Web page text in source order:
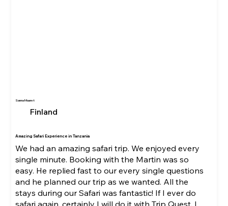
Sanna Maaret
Finland
Amazing Safari Experience in Tanzania
We had an amazing safari trip. We enjoyed every
single minute. Booking with the Martin was so
easy. He replied fast to our every single questions
and he planned our trip as we wanted. All the
stays during our Safari was fantastic! If I ever do